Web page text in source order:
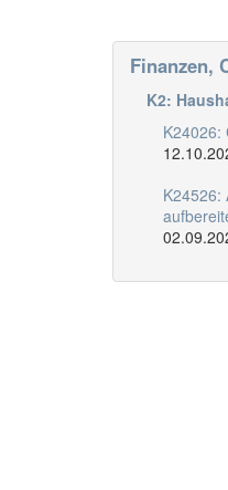
Finanzen,
K2:
K24026:
K24526: